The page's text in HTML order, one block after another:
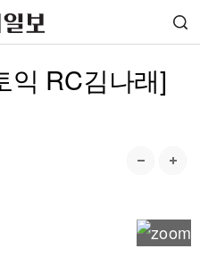
익 RC김나래]